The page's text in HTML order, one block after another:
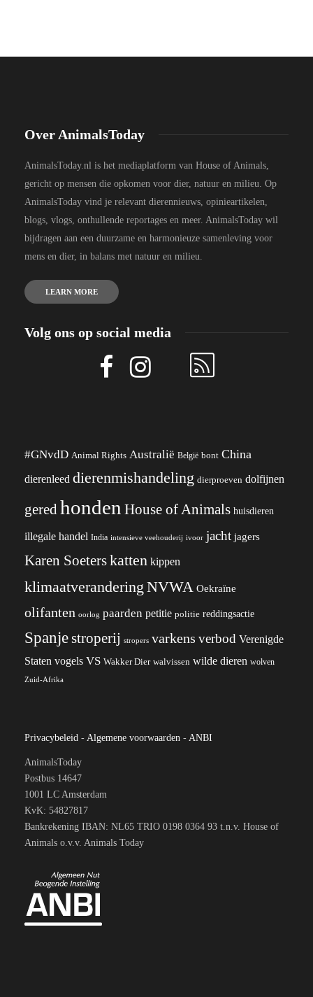
Over AnimalsToday
AnimalsToday.nl is het mediaplatform van House of Animals,
gericht op mensen die opkomen voor dier, natuur en milieu. Op
AnimalsToday vind je relevant dierennieuws, opinieartikelen,
blogs, vlogs, onthullende reportages en meer. AnimalsToday wil
bijdragen aan een duurzame en harmonieuze samenleving voor
mens en dier, in balans met natuur en milieu.
LEARN MORE
Volg ons op social media
#GNvdD Animal Rights Australië België bont China
dierenleed dierenmishandeling dierproeven dolfijnen
gered honden House of Animals huisdieren
illegale handel India intensieve veehouderij ivoor jacht jagers
Karen Soeterskatten kippen
klimaatverandering NVWA Oekraïne
olifanten oorlog paarden petitie politie reddingsactie
Spanjestroperij stropers varkens verbod Verenigde
Staten vogels VS Wakker Dier walvissen wilde dieren wolven
Zuid-Afrika
Privacybeleid - Algemene voorwaarden - ANBI
AnimalsToday
Postbus 14647
1001 LC Amsterdam
KvK: 54827817
Bankrekening IBAN: NL65 TRIO 0198 0364 93 t.n.v. House of
Animals o.v.v. Animals Today